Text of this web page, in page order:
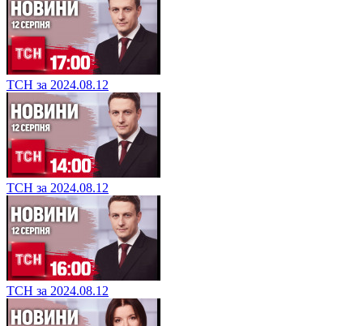
ТСН за 2024.08.12
ТСН за 2024.08.12
ТСН за 2024.08.12